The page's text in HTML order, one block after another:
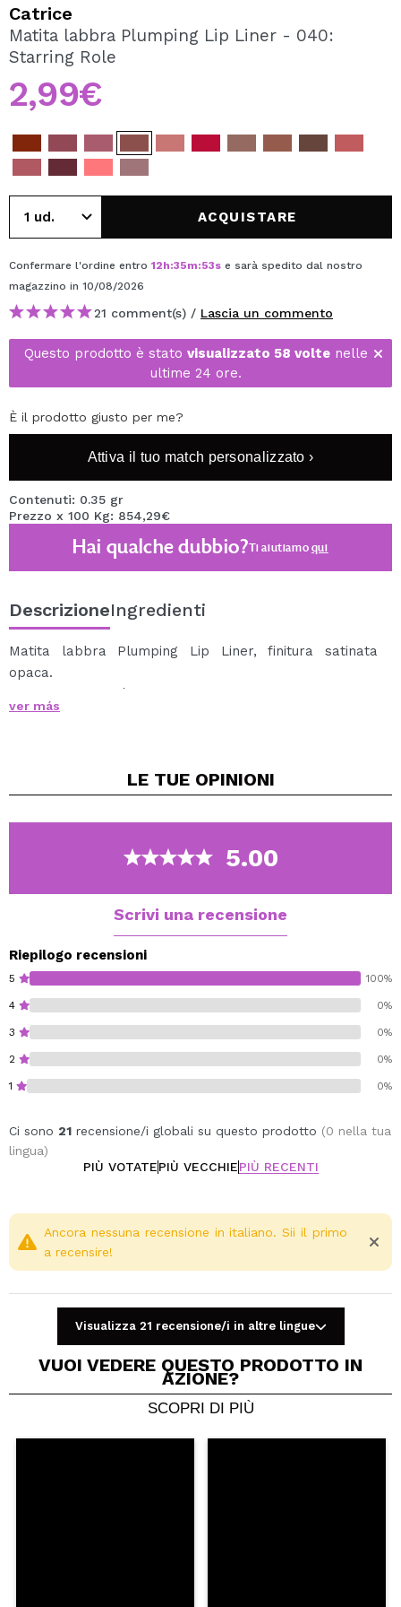
Creando un account su Maquibeauty.it potrai fare i tuoi
acquisti velocemente, controllare lo stato dei tuoi ordini e
CREARE UN ACCOUNT
Catrice
Matita labbra Plumping Lip Liner - 040:
Starring Role
2,99€
ACQUISTARE
Confermare l'ordine entro 12h:35m:53s e sarà spedito dal nostro
magazzino in 10/08/2026
21 comment(s) / Lascia un commento
Questo prodotto è stato visualizzato 58 volte nelle
ultime 24 ore.
È il prodotto giusto per me?
Attiva il tuo match personalizzato ›
Contenuti: 0.35 gr
Prezzo x 100 Kg: 854,29€
Hai qualche dubbio?Ti aiutiamoqui
DescrizioneIngredienti
Matita labbra Plumping Lip Liner, finitura satinata
opaca.
La sua texture è cremosa e contiene olio di menta
piperita e Sederma MAXI-LIP ™ per un effetto
combinazione con il tuo rossetto preferito.
poterle combinare come preferisci.
ver más
LE TUE OPINIONI
5.00
Scrivi una recensione
Riepilogo recensioni
5 100%
4 0%
3 0%
2 0%
1 0%
Ci sono 21 recensione/i globali su questo prodotto (0 nella tua
lingua)
PIÙ VOTATEPIÙ VECCHIEPIÙ RECENTI
Condividi un video o una foto
Il tuo video potrebbe essere il primo. Immaginalo...
Ancora nessuna recensione in italiano. Sii il primo
a recensire!
Visualizza 21 recensione/i in altre lingue
VUOI VEDERE QUESTO PRODOTTO IN
AZIONE?
SCOPRI DI PIÙ